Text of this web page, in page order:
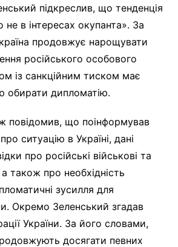
підкреслив, що тенденція
не в інтересах окупанта». За
продовжує нарощувати
російського особового
із санкційним тиском має
обирати дипломатію.
повідомив, що поінформував
ситуацію в Україні, дані
про російські військові та
а також про необхідність
зусилля для
Окремо Зеленський згадав
України. За його словами,
досягати певних